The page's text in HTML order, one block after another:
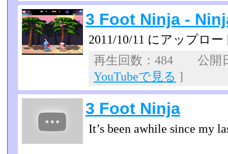
3 Foot Ninja -
2011/10/11 にアップロー
再生回数：484 公開
YouTubeで見る ]
3 Foot Ninja
It’s been awhile since my